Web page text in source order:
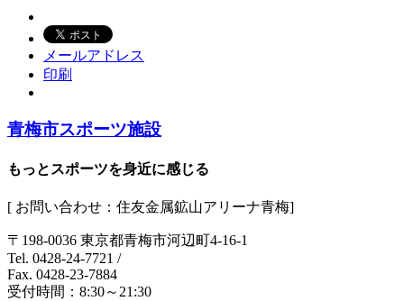
メールアドレス
印刷
青梅市スポーツ施設
もっとスポーツを身近に感じる
[ お問い合わせ：住友金属鉱山アリーナ青梅]
〒198-0036 東京都青梅市河辺町4-16-1
Tel. 0428-24-7721 /
Fax. 0428-23-7884
受付時間：8:30～21:30